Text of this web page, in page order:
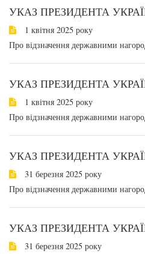
УКАЗ ПРЕЗИДЕНТА
1 квітня 2025 року
Про відзначення державними
УКАЗ ПРЕЗИДЕНТА
1 квітня 2025 року
Про відзначення державними
УКАЗ ПРЕЗИДЕНТА
31 березня 2025 року
Про відзначення державними
УКАЗ ПРЕЗИДЕНТА
31 березня 2025 року